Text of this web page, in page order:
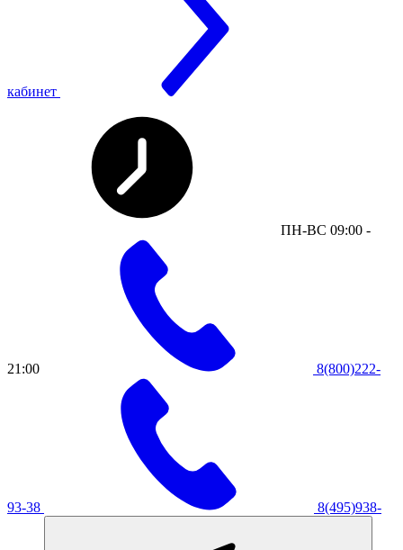
кабинет
ПН-ВС 09:00 -
21:00 8(800)222-
93-38 8(495)938-